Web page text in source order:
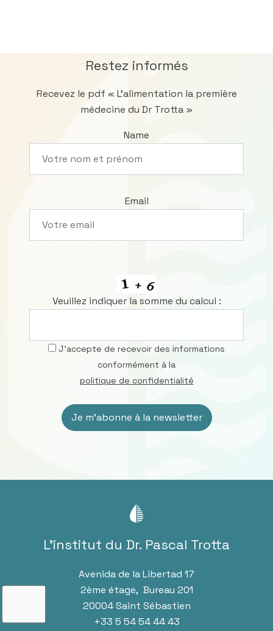
Restez informés
Recevez le pdf « L’alimentation la première
médecine du Dr Trotta »
Name
Email
Veuillez indiquer la somme du calcul :
J’accepte de recevoir des informations
conformément à la
politique de confidentialité
L’institut du Dr. Pascal Trotta
Avenida de la Libertad 17
2ème étage, Bureau 201
20004 Saint Sébastien
+33 5 54 54 44 43